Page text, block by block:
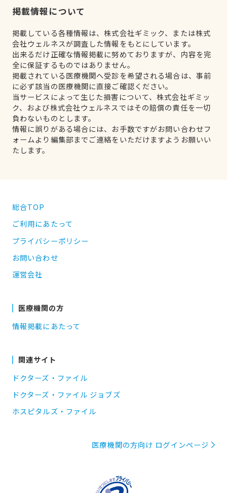
掲載情報について
掲載している各種情報は、株式会社ギミック、または株式
会社ウェルネスが調査した情報をもとにしています。
出来るだけ正確な情報掲載に努めておりますが、内容を完
全に保証するものではありません。
掲載されている医療機関へ受診を希望される場合は、事前
に必ず該当の医療機関に直接ご確認ください。
当サービスによって生じた損害について、株式会社ギミッ
ク、および株式会社ウェルネスではその賠償の責任を一切
負わないものとします。
情報に誤りがある場合には、お手数ですがお問い合わせフ
ォームより編集部までご連絡をいただけますようお願いい
たします。
総合TOP
ご利用にあたって
プライバシーポリシー
お問い合わせ
運営会社
医療機関の方
情報掲載にあたって
関連サイト
ドクターズ・ファイル
ドクターズ・ファイル ジョブズ
ホスピタルズ・ファイル
医療機関の方向け ログインページ